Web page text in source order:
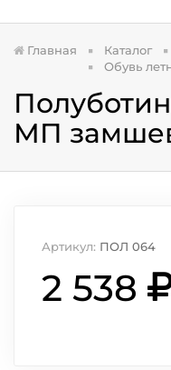
Главная Каталог
Обувь
МП
Артикул: ПОЛ 064
2 538